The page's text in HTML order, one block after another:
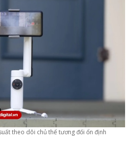
theo dõi chủ thể tương đối ổn định